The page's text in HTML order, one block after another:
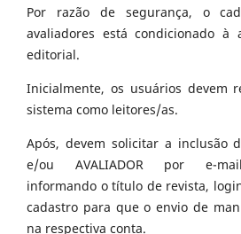
Por razão de segurança, o
avaliadores está condicionado à
editorial.
Inicialmente, os usuários devem
sistema como leitores/as.
Após, devem solicitar a inclusão
e/ou AVALIADOR por e-mail
informando o título de revista,
cadastro para que o envio de
na respectiva conta.